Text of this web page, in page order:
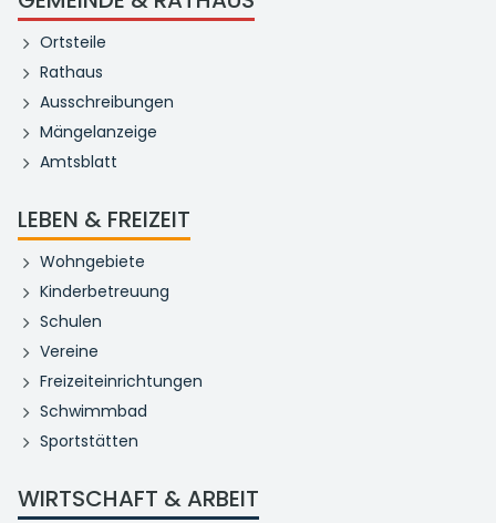
Ortsteile
Rathaus
Ausschreibungen
Mängelanzeige
Amtsblatt
LEBEN & FREIZEIT
Wohngebiete
Kinderbetreuung
Schulen
Vereine
Freizeiteinrichtungen
Schwimmbad
Sportstätten
WIRTSCHAFT & ARBEIT